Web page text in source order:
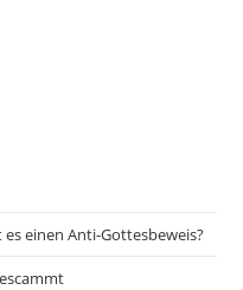
einen Anti-Gottesbeweis?